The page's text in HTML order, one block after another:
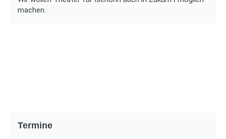
machen.
Termine